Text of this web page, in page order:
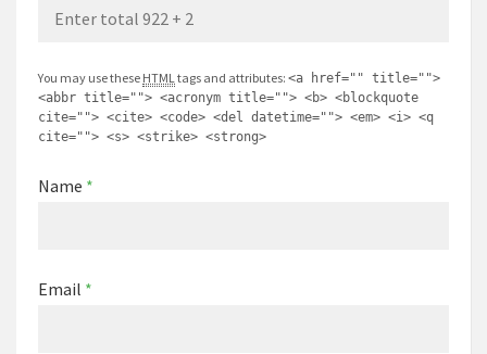
You may use these HTMLtags and attributes: <a href="" title="">
<abbr title=""> <acronym title=""> <b> <blockquote
cite=""> <cite> <code> <del datetime=""> <em> <i> <q
cite=""> <s> <strike> <strong>
Name *
Email *